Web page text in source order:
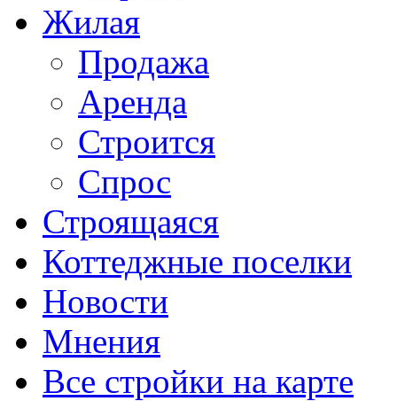
Жилая
Продажа
Аренда
Строится
Спрос
Строящаяся
Коттеджные поселки
Новости
Мнения
Все стройки на карте